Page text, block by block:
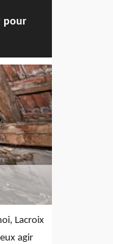
pour
Lacroix
agir